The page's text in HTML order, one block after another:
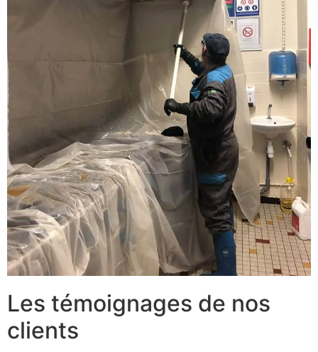
Les témoignages de nos
clients